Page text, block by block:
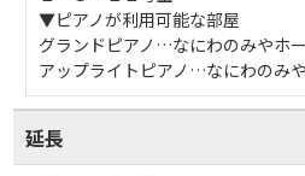
▼ピアノが利用可能な部屋
グランドピアノ…なにわのみやホ
アップライトピアノ…なにわのみ
延長